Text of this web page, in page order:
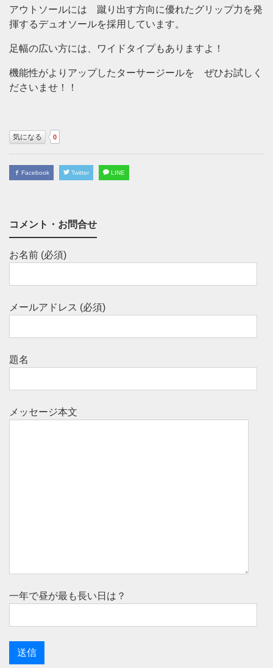
アウトソールには 蹴り出す方向に優れたグリップ力を発
揮するデュオソールを採用しています。
足幅の広い方には、ワイドタイプもありますよ！
機能性がよりアップしたターサージールを ぜひお試しく
ださいませ！！
気になる 0
Facebook Twitter LINE
コメント・お問合せ
お名前 (必須)
メールアドレス (必須)
題名
メッセージ本文
一年で昼が最も長い日は？